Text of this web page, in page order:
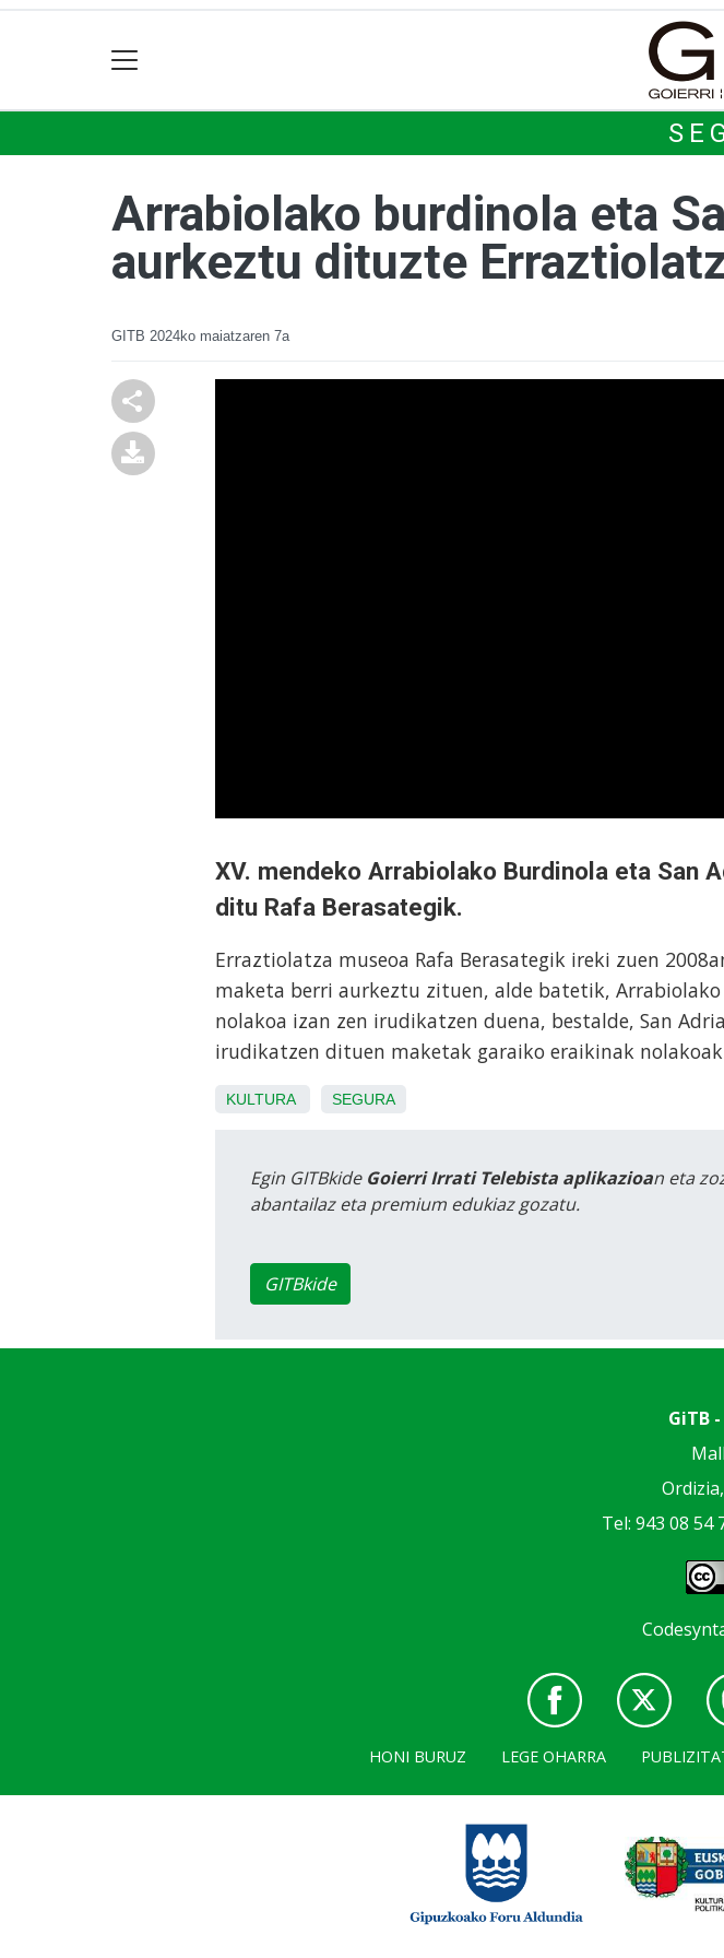
Arrabiolako burdinola eta
aurkeztu dituzte
GITB 2024ko maiatzaren 7a
XV. mendeko Arrabiolako Burdinola eta San
ditu Rafa Berasategik.
Erraztiolatza museoa Rafa Berasategik ireki zuen
maketa berri aurkeztu zituen, alde batetik, Arrabiolako
nolakoa izan zen irudikatzen duena, bestalde, San
irudikatzen dituen maketak garaiko eraikinak
KULTURA SEGURA
Egin GITBkide Goierri Irrati Telebista aplikazioan eta
abantailaz eta premium edukiaz gozatu.
GITBkide
GiTB
Tel: 943 08 54
HONI BURUZ LEGE OHARRA